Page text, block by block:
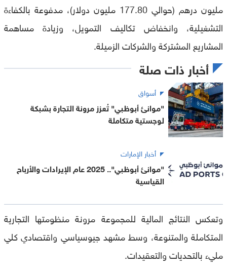
مليون درهم (حوالي 177.80 مليون دولار)، مدفوعة بالكفاءة
التشغيلية، وانخفاض تكاليف التمويل، وزيادة مساهمة
المشاريع المشتركة والشركات الزميلة.
أخبار ذات صلة
أسواق
"موانئ أبوظبي" تُعزز مرونة التجارة بشبكة
لوجستية متكاملة
أخبار الإمارات
"موانئ أبوظبي".. 2025 عام الإيرادات والأرباح
القياسية
وتعكس النتائج المالية للمجموعة مرونة منظومتها التجارية
المتكاملة والمتنوعة، وسط مشهد جيوسياسي واقتصادي كلي
مليء بالتحديات والتعقيدات.